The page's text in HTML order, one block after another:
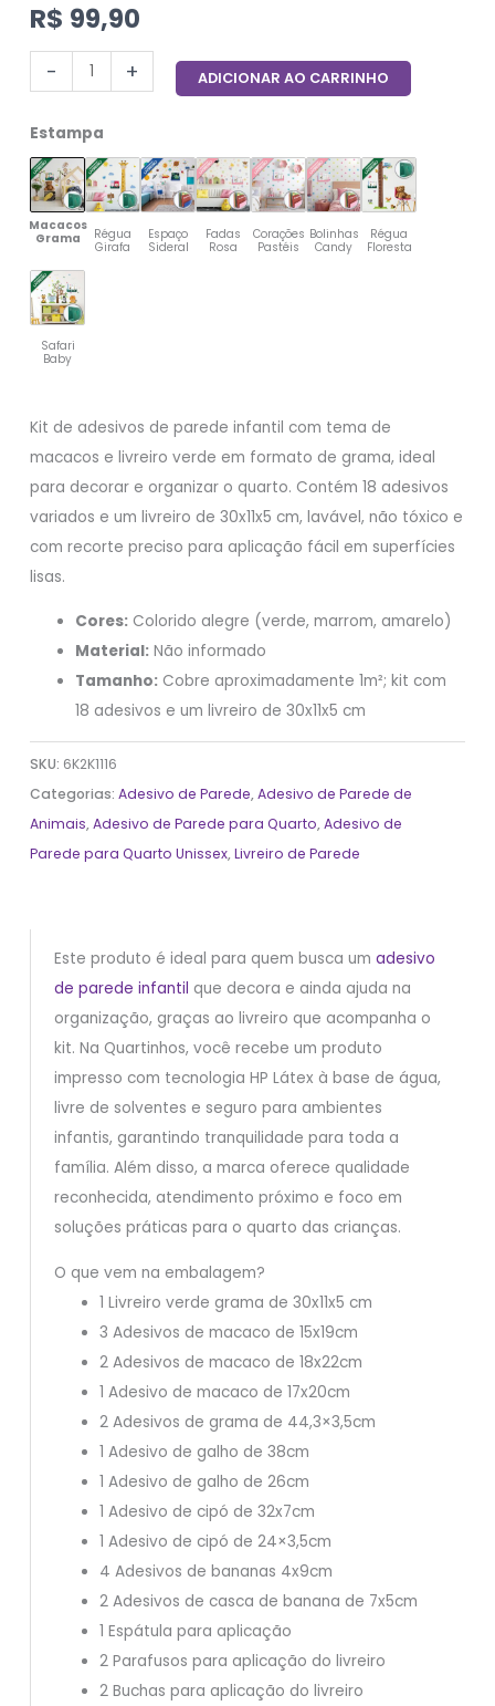
R$ 99,90
- + ADICIONAR AO CARRINHO
Estampa
Macacos
Grama
Régua
Girafa
Espaço
Sideral
Fadas
Rosa
Corações
Pastéis
Bolinhas
Candy
Régua
Floresta
Safari
Baby
Kit de adesivos de parede infantil com tema de
macacos e livreiro verde em formato de grama, ideal
para decorar e organizar o quarto. Contém 18 adesivos
variados e um livreiro de 30x11x5 cm, lavável, não tóxico e
com recorte preciso para aplicação fácil em superfícies
lisas.
Cores: Colorido alegre (verde, marrom, amarelo)
Material: Não informado
Tamanho: Cobre aproximadamente 1m²; kit com
18 adesivos e um livreiro de 30x11x5 cm
SKU: 6K2K1116
Categorias:Adesivo de Parede,Adesivo de Parede de
Animais,Adesivo de Parede para Quarto,Adesivo de
Parede para Quarto Unissex,Livreiro de Parede
Este produto é ideal para quem busca um adesivo
de parede infantil que decora e ainda ajuda na
organização, graças ao livreiro que acompanha o
kit. Na Quartinhos, você recebe um produto
impresso com tecnologia HP Látex à base de água,
livre de solventes e seguro para ambientes
infantis, garantindo tranquilidade para toda a
família. Além disso, a marca oferece qualidade
reconhecida, atendimento próximo e foco em
soluções práticas para o quarto das crianças.
O que vem na embalagem?
1 Livreiro verde grama de 30x11x5 cm
3 Adesivos de macaco de 15x19cm
2 Adesivos de macaco de 18x22cm
1 Adesivo de macaco de 17x20cm
2 Adesivos de grama de 44,3×3,5cm
1 Adesivo de galho de 38cm
1 Adesivo de galho de 26cm
1 Adesivo de cipó de 32x7cm
1 Adesivo de cipó de 24×3,5cm
4 Adesivos de bananas 4x9cm
2 Adesivos de casca de banana de 7x5cm
1 Espátula para aplicação
2 Parafusos para aplicação do livreiro
2 Buchas para aplicação do livreiro